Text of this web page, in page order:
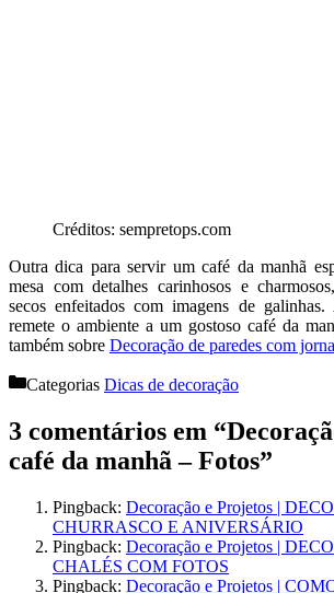
Créditos: sempretops.com
Outra dica para servir um café da manhã
mesa com detalhes carinhosos e
secos enfeitados com imagens de galinhas.
remete o ambiente a um gostoso café da
também sobre Decoração de paredes com
Categorias Dicas de decoração
3 comentários em
café da manhã – Fotos”
Pingback: Decoração e Projetos |
CHURRASCO E ANIVERSÁRIO
Pingback: Decoração e Projetos |
CHALÉS COM FOTOS
Pingback: Decoração e Projetos |